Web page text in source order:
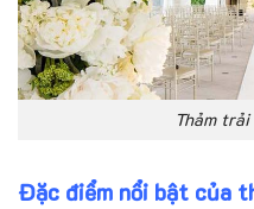
Thảm
Đặc điểm nổi bật của